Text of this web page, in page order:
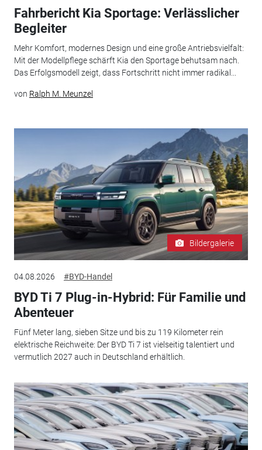
Fahrbericht Kia Sportage: Verlässlicher
Begleiter
Mehr Komfort, modernes Design und eine große Antriebsvielfalt:
Mit der Modellpflege schärft Kia den Sportage behutsam nach.
Das Erfolgsmodell zeigt, dass Fortschritt nicht immer radikal...
von Ralph M. Meunzel
Bildergalerie
04.08.2026 #BYD-Handel
BYD Ti 7 Plug-in-Hybrid: Für Familie und
Abenteuer
Fünf Meter lang, sieben Sitze und bis zu 119 Kilometer rein
elektrische Reichweite: Der BYD Ti 7 ist vielseitig talentiert und
vermutlich 2027 auch in Deutschland erhältlich.